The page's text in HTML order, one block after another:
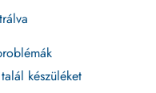
készüléket